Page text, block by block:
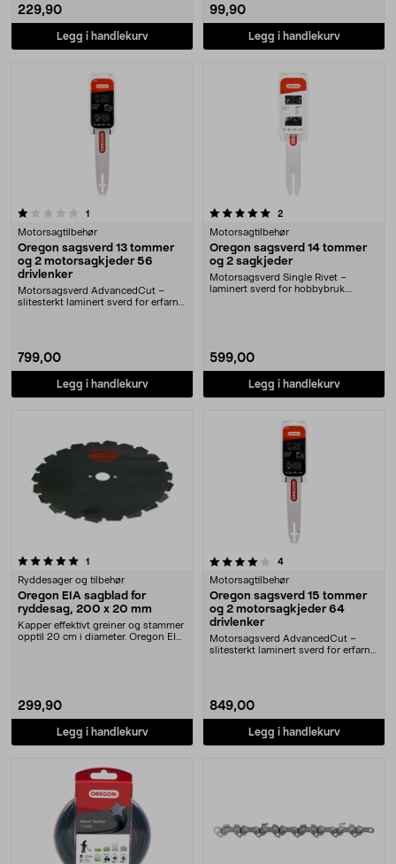
229,90
Legg i handlekurv
99,90
Legg i handlekurv
1
Motorsagtilbehør
Oregon sagsverd 13 tommer
og 2 motorsagkjeder 56
drivlenker
Motorsagsverd AdvancedCut –
slitesterkt laminert sverd for erfarne
799,00
Legg i handlekurv
5.0 av 5 stjerner 2anmeldelser
Motorsagtilbehør
Oregon sagsverd 14 tommer
og 2 sagkjeder
Motorsagsverd Single Rivet –
laminert sverd for hobbybruk.
599,00
Legg i handlekurv
1
Ryddesager og tilbehør
Oregon EIA sagblad for
ryddesag, 200 x 20 mm
Kapper effektivt greiner og stammer
opptil 20 cm i diameter. Oregon EIA
299,90
Legg i handlekurv
4.0 av 5 stjerner 4anmeldelser
Motorsagtilbehør
Oregon sagsverd 15 tommer
og 2 motorsagkjeder 64
drivlenker
Motorsagsverd AdvancedCut –
slitesterkt laminert sverd for erfarne
849,00
Legg i handlekurv